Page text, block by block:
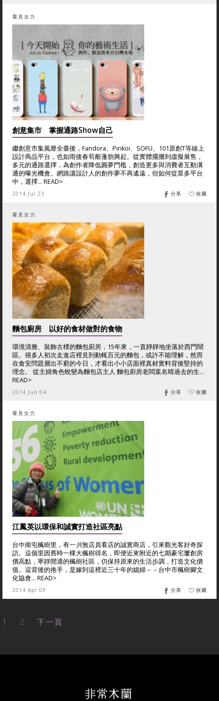
看見女力
創意集市 掌握通路Show自己
繼創意市集風靡全臺後，Fandora、Pinkoi、SOFU、101原創T等線上
設計商品平台，也如雨後春筍般蓬勃興起。從實體擺攤到虛擬展售，
多元的通路選擇，為創作者降低圓夢門檻，創造更多與消費者互動溝
通的曝光機會。網路讓設計人的創作夢不再遙遠，但如何從眾多平台
中，選擇... READ>
2014 Jul 23 收藏
分享
看見女力
麵包廚房 以好的食材做對的食物
環境清雅、裝飾古樸的麵包廚房，15年來，一直靜靜地坐落於西門鬧
區。很多人初次走進店裡見到動輒百元的麵包，或許不能理解，然而
在食安問題層出不窮的今日，才看出小小店面裡真材實料背後堅持的
理念。 從主婦角色蛻變為麵包店主人 麵包廚房老闆葉名晴過去的生...
READ>
2014 Jun 04 收藏
分享
看見女力
江鳳英以環保和誠實打造社區亮點
台中南屯楓樹里，有一爿無店員看店的誠實商店，引來觀光客好奇探
訪。這個里因舊時一棵大楓樹得名，即便近來附近的七期豪宅屢創房
價高點，寧靜閒適的楓樹社區，仍保持原來的生活步調，打造文化價
值。這背後的推手，是嫁到這裡近三十年的媳婦－－台中市楓樹腳文
化協會... READ>
2014 Apr 09 收藏
分享
1 2 下一頁